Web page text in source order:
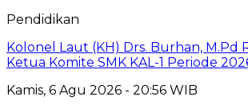
Pendidikan
Kolonel Laut (KH) Drs. Burhan, M.Pd
Ketua Komite SMK KAL-1 Periode
Kamis, 6 Agu 2026 - 20:56 WIB